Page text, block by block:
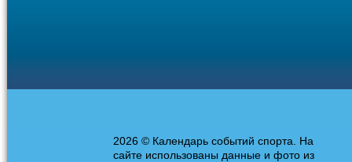
2026 © Календарь событий спорта. На
сайте использованы данные и фото из